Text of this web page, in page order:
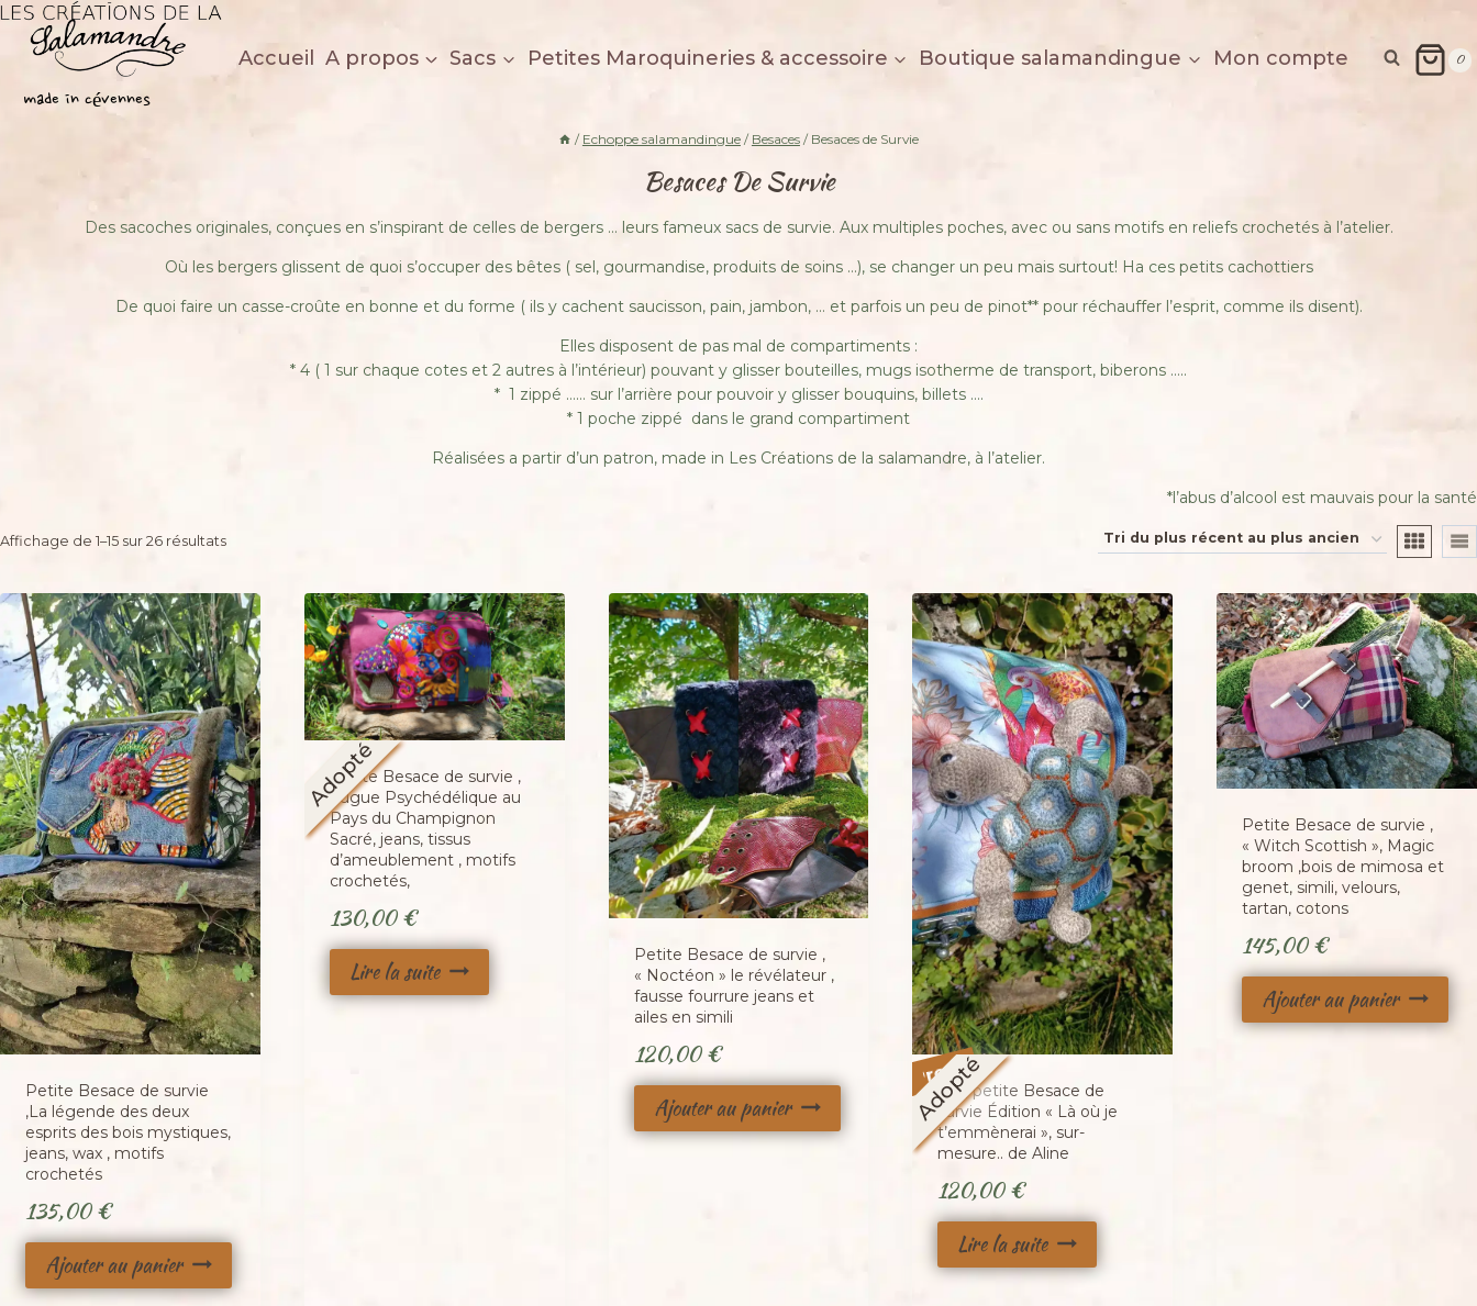
Aller
contenu
Les créations de la salamandre
made in cévennes
Accueil A propos Sacs Petites Maroquineries & accessoire Boutique salamandingue Mon compte 0
/ Echoppe salamandingue / Besaces / Besaces de Survie
Besaces De Survie
Des sacoches originales, conçues en s’inspirant de celles de bergers … leurs fameux sacs de survie. Aux multiples poches, avec ou sans motifs en reliefs crochetés à l’atelier.
Où les bergers glissent de quoi s’occuper des bêtes ( sel, gourmandise, produits de soins …), se changer un peu mais surtout! Ha ces petits cachottiers
De quoi faire un casse-croûte en bonne et du forme ( ils y cachent saucisson, pain, jambon, … et parfois un peu de pinot** pour réchauffer l’esprit, comme ils disent).
Elles disposent de pas mal de compartiments :
* 4 ( 1 sur chaque cotes et 2 autres à l’intérieur) pouvant y glisser bouteilles, mugs isotherme de transport, biberons …..
* 1 zippé …… sur l’arrière pour pouvoir y glisser bouquins, billets ….
* 1 poche zippé dans le grand compartiment
​Réalisées a partir d’un patron, made in Les Créations de la salamandre, à l’atelier.
​*l’abus d’alcool est mauvais pour la santé
Affichage de 1–15 sur 26 résultatsTrié
plus
récent
au
plus
ancien
Petite Besace de survie
,La légende des deux
esprits des bois mystiques,
jeans, wax , motifs
crochetés
135,00€
Ajouter au panier
Adopté
Petite Besace de survie ,
Fugue Psychédélique au
Pays du Champignon
Sacré, jeans, tissus
d’ameublement , motifs
crochetés,
130,00€
Lire la suite
Petite Besace de survie ,
« Noctéon » le révélateur ,
fausse fourrure jeans et
ailes en simili
120,00€
Ajouter au panier
Promo !
Adopté
Sac, petite Besace de
survie Édition « Là où je
t’emmènerai », sur-
mesure.. de Aline
120,00€
Lire la suite
Petite Besace de survie ,
« Witch Scottish », Magic
broom ,bois de mimosa et
genet, simili, velours,
tartan, cotons
145,00€
Ajouter au panier